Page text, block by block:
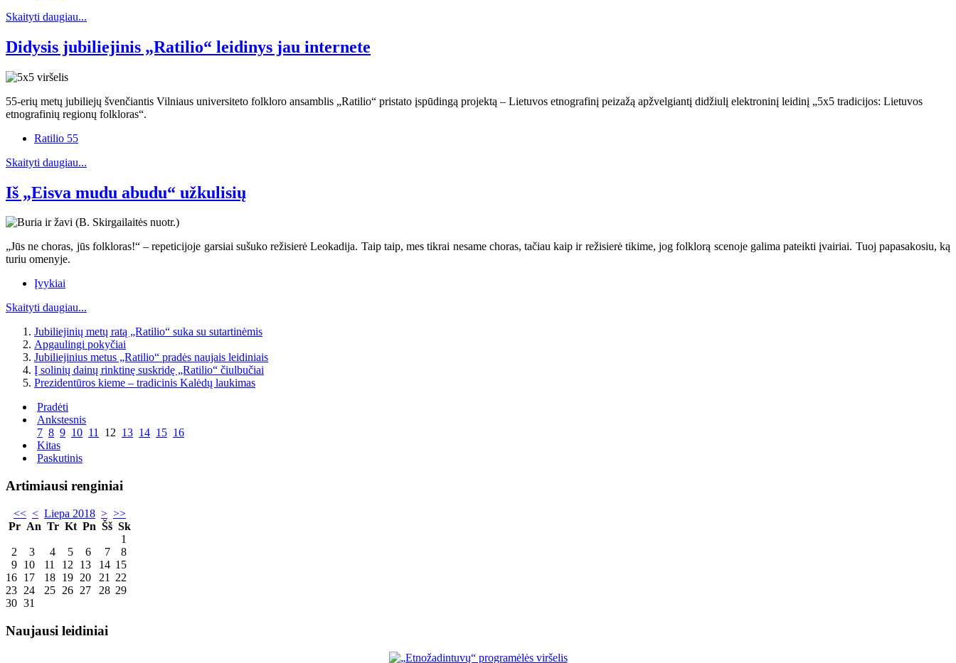
Skaityti daugiau...
Didysis jubiliejinis „Ratilio“ leidinys jau internete
55-erių metų jubiliejų švenčiantis Vilniaus universiteto folkloro ansamblis „Ratilio“ pristato įspūdingą projektą – Lietuvos etnografinį peizažą apžvelgiantį didžiulį elektroninį leidinį „5x5 tradicijos: Lietuvos
etnografinių regionų folkloras“.
Ratilio 55
Skaityti daugiau...
Iš „Eisva mudu abudu“ užkulisių
„Jūs ne choras, jūs folkloras!“ – repeticijoje garsiai sušuko režisierė Leokadija. Taip taip, mes tikrai nesame choras, tačiau kaip ir režisierė tikime, jog folklorą scenoje galima pateikti įvairiai. Tuoj papasakosiu, ką
turiu omenyje.
Įvykiai
Skaityti daugiau...
Jubiliejinių metų ratą „Ratilio“ suka su sutartinėmis
Apgaulingi pokyčiai
Jubiliejinius metus „Ratilio“ pradės naujais leidiniais
Į solinių dainų rinktinę suskridę „Ratilio“ čiulbučiai
Prezidentūros kieme – tradicinis Kalėdų laukimas
Pradėti
Ankstesnis
7 8 9 10 11 12 13 14 15 16
Kitas
Paskutinis
Artimiausi renginiai
<< < Liepa 2018 > >>
Pr An Tr Kt Pn Šš Sk
1
2
3 4 5 6 7
8
9 10 11 12 13 14 15
16 17 18 19 20 21
22
23 24 25 26 27 28 29
30 31
Naujausi leidiniai